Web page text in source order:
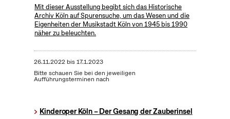
Mit dieser Ausstellung begibt sich das Historische
Archiv Köln auf Spurensuche, um das Wesen und die
Eigenheiten der Musikstadt Köln von 1945 bis 1990
näher zu beleuchten.
26.11.2022bis17.1.2023
Bitte schauen Sie bei den jeweiligen
Aufführungsterminen nach
Kinderoper Köln – Der Gesang der Zauberinsel